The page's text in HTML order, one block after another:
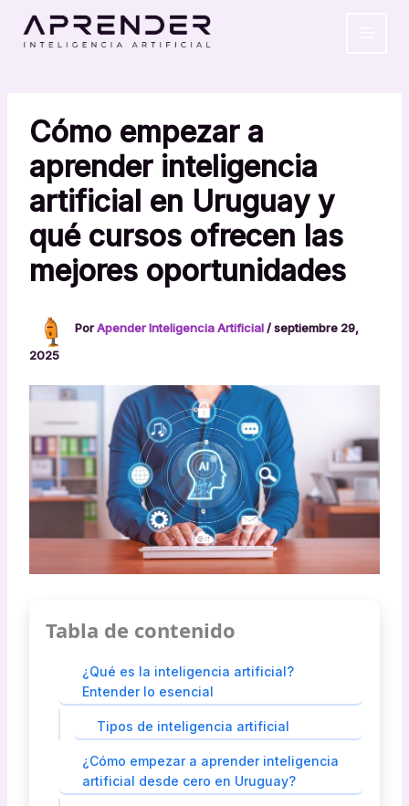
contenido
Cómo empezar a
aprender inteligencia
artificial en Uruguay y
qué cursos ofrecen las
mejores oportunidades
PorApender Inteligencia Artificial/septiembre 29,
2025
Tabla de contenido
¿Qué es la inteligencia artificial?
Entender lo esencial
Tipos de inteligencia artificial
¿Cómo empezar a aprender inteligencia
artificial desde cero en Uruguay?